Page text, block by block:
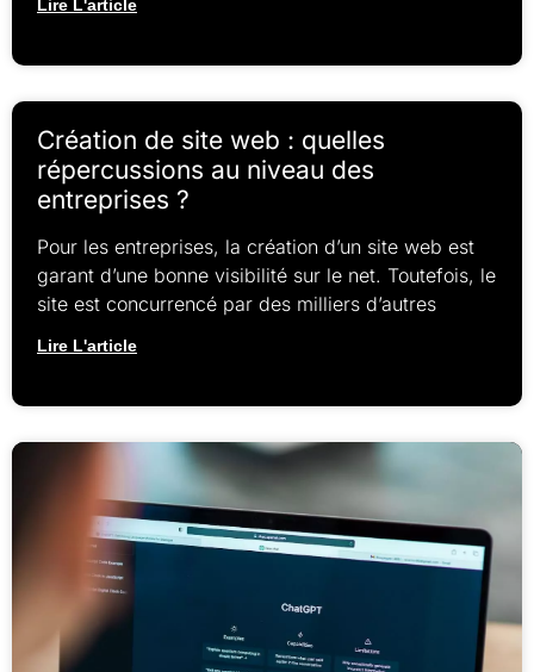
Lire L'article
Création de site web : quelles
répercussions au niveau des
entreprises ?
Pour les entreprises, la création d’un site web est
garant d’une bonne visibilité sur le net. Toutefois, le
site est concurrencé par des milliers d’autres
Lire L'article